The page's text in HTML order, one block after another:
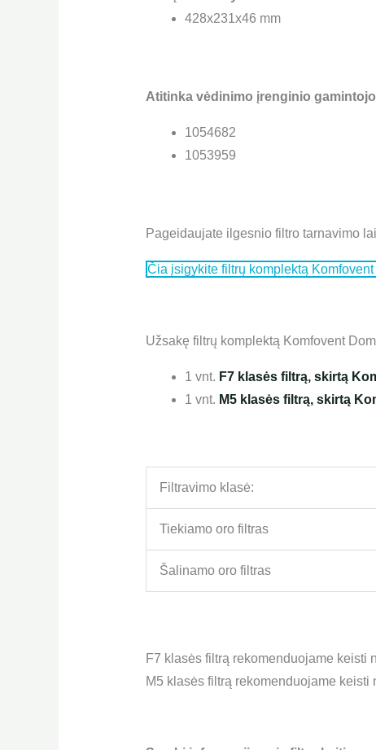
428x231x46 mm
Atitinka vėdinimo įrenginio
1054682
1053959
Pageidaujate ilgesnio filtro tarnavimo
Čia įsigykite filtrų komplektą
Užsakę filtrų komplektą Komfovent
1 vnt. F7 klasės filtrą, skirtą
1 vnt. M5 klasės filtrą, skirtą
Filtravimo klasė:
Tiekiamo oro filtras
Šalinamo oro filtras
F7 klasės filtrą rekomenduojame keisti
M5 klasės filtrą rekomenduojame keisti